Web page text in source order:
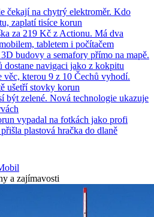
čekají na chytrý elektroměr. Kdo
zaplatí tisíce korun
za 219 Kč z Actionu. Má dva
tabletem i počítačem
budovy a semafory přímo na mapě.
dostane navigaci jako z kokpitu
kterou 9 z 10 Čechů vyhodí.
ušetří stovky korun
být zelené. Nová technologie ukazuje
vypadal na fotkách jako profi
plastová hračka do dlaně
a zajímavosti